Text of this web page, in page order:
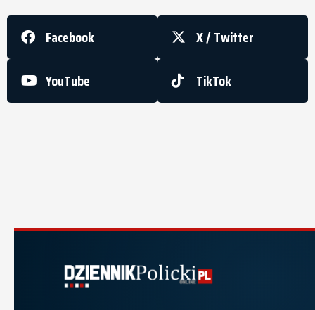
Facebook
X / Twitter
YouTube
TikTok